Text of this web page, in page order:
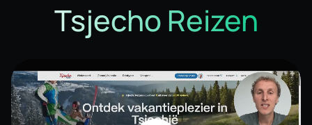
Tsjecho Reizen